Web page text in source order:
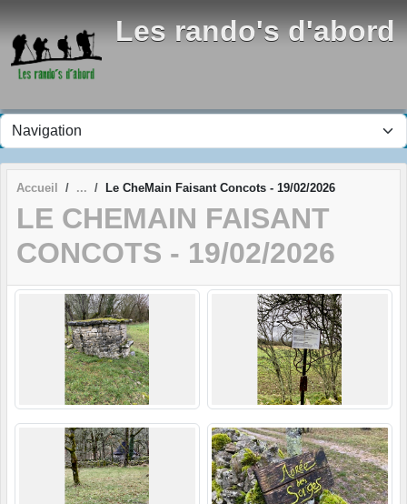
Les rando's d'abord
Accueil Le CheMain Faisant Concots - 19/02/2026
LE CHEMAIN FAISANT
CONCOTS - 19/02/2026